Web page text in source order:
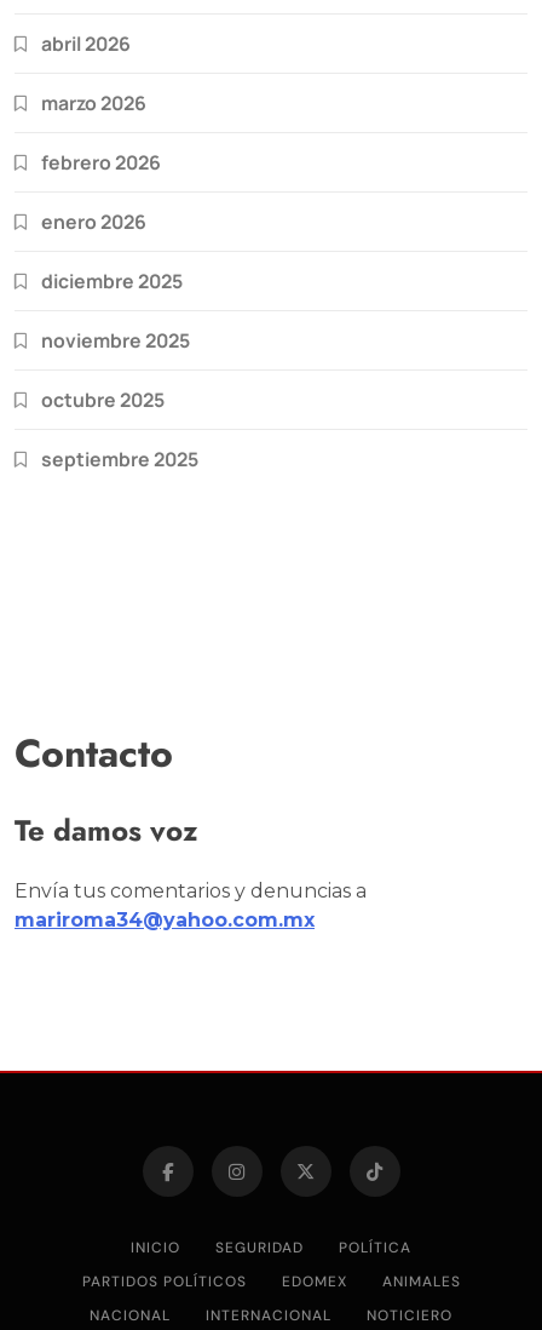
abril 2026
marzo 2026
febrero 2026
enero 2026
diciembre 2025
noviembre 2025
octubre 2025
septiembre 2025
Contacto
Te damos voz
Envía tus comentarios y denuncias a
mariroma34@yahoo.com.mx
INICIO SEGURIDAD
POLÍTICA
PARTIDOS POLÍTICOS
EDOMEX
ANIMALES
NACIONAL
INTERNACIONAL NOTICIERO